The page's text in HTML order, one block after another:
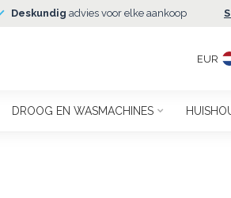
Deskundig advies voor elke aankoop
EUR
DROOG EN WASMACHINES